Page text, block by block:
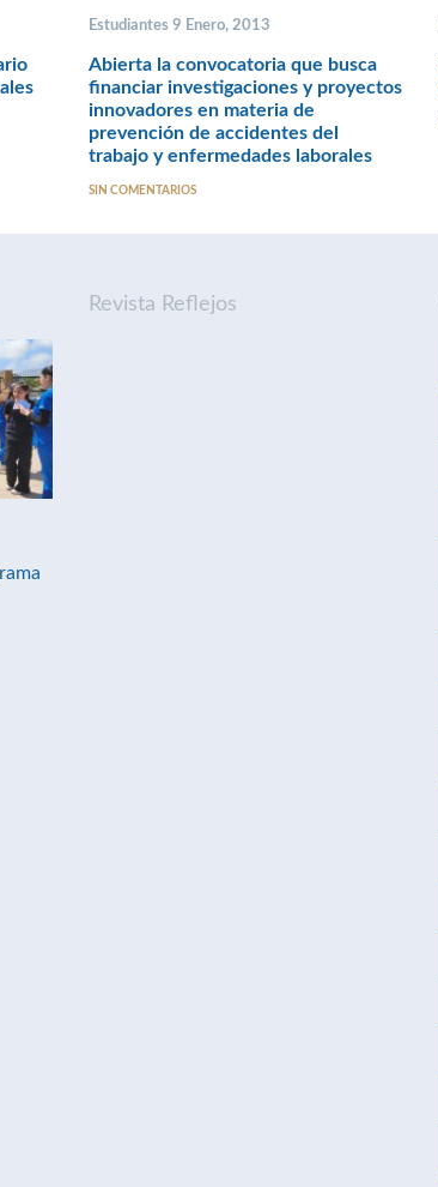
Estudiantes 9 Enero, 2013
Abierta la convocatoria que busca
financiar investigaciones y proyectos
innovadores en materia de
prevención de accidentes del
trabajo y enfermedades laborales
SIN COMENTARIOS
Revista Reflejos